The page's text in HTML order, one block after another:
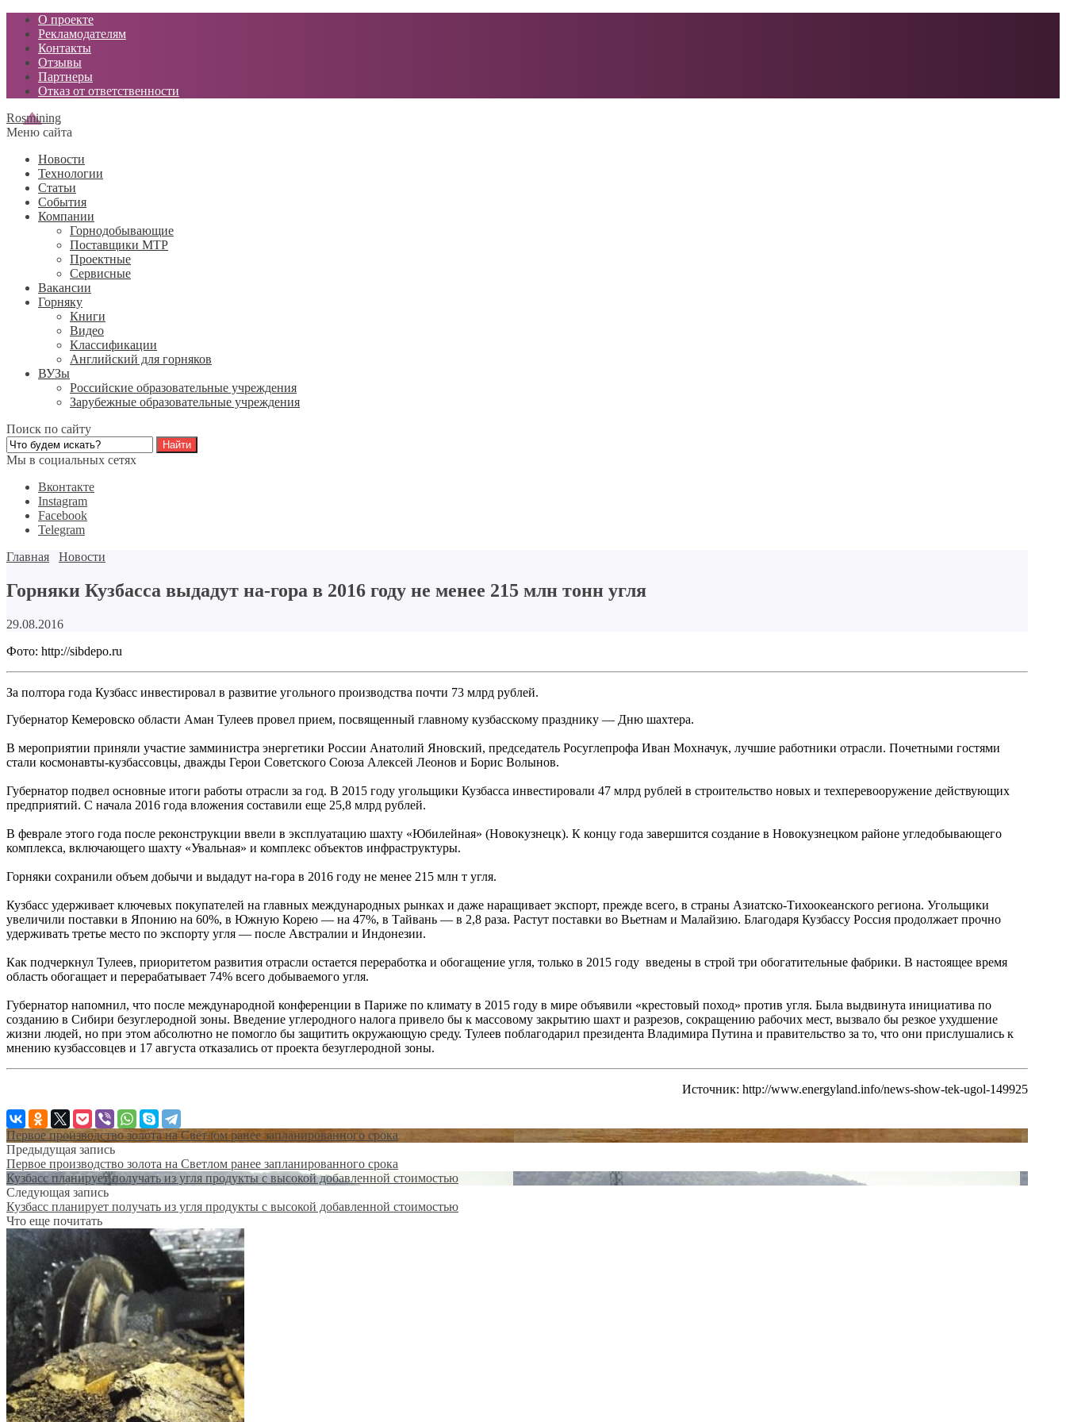
О проекте
Рекламодателям
Контакты
Отзывы
Партнеры
Отказ от ответственности
Rosmining
Меню сайта
Новости
Технологии
Статьи
События
Компании
Горнодобывающие
Поставщики МТР
Проектные
Сервисные
Вакансии
Горняку
Книги
Видео
Классификации
Английский для горняков
ВУЗы
Российские образовательные учреждения
Зарубежные образовательные учреждения
Поиск по сайту
Мы в социальных сетях
Вконтакте
Instagram
Facebook
Telegram
Главная
Новости
Горняки Кузбасса выдадут на-гора в 2016 году не менее 215 млн тонн угля
29.08.2016
Фото: http://sibdepo.ru
За полтора года Кузбасс инвестировал в развитие угольного производства почти 73 млрд рублей.
Губернатор Кемеровско области Аман Тулеев провел прием, посвященный главному кузбасскому празднику — Дню шахтера.
В мероприятии приняли участие замминистра энергетики России Анатолий Яновский, председатель Росуглепрофа Иван Мохначук, лучшие работники отрасли. Почетными гостями
стали космонавты-кузбассовцы, дважды Герои Советского Союза Алексей Леонов и Борис Волынов.
Губернатор подвел основные итоги работы отрасли за год. В 2015 году угольщики Кузбасса инвестировали 47 млрд рублей в строительство новых и техперевооружение действующих
предприятий. С начала 2016 года вложения составили еще 25,8 млрд рублей.
В феврале этого года после реконструкции ввели в эксплуатацию шахту «Юбилейная» (Новокузнецк). К концу года завершится создание в Новокузнецком районе угледобывающего
комплекса, включающего шахту «Увальная» и комплекс объектов инфраструктуры.
Горняки сохранили объем добычи и выдадут на-гора в 2016 году не менее 215 млн т угля.
Кузбасс удерживает ключевых покупателей на главных международных рынках и даже наращивает экспорт, прежде всего, в страны Азиатско-Тихоокеанского региона. Угольщики
увеличили поставки в Японию на 60%, в Южную Корею — на 47%, в Тайвань — в 2,8 раза. Растут поставки во Вьетнам и Малайзию. Благодаря Кузбассу Россия продолжает прочно
удерживать третье место по экспорту угля — после Австралии и Индонезии.
Как подчеркнул Тулеев, приоритетом развития отрасли остается переработка и обогащение угля, только в 2015 году введены в строй три обогатительные фабрики. В настоящее время
область обогащает и перерабатывает 74% всего добываемого угля.
Губернатор напомнил, что после международной конференции в Париже по климату в 2015 году в мире объявили «крестовый поход» против угля. Была выдвинута инициатива по
созданию в Сибири безуглеродной зоны. Введение углеродного налога привело бы к массовому закрытию шахт и разрезов, сокращению рабочих мест, вызвало бы резкое ухудшение
жизни людей, но при этом абсолютно не помогло бы защитить окружающую среду. Тулеев поблагодарил президента Владимира Путина и правительство за то, что они прислушались к
мнению кузбассовцев и 17 августа отказались от проекта безуглеродной зоны.
Источник: http://www.energyland.info/news-show-tek-ugol-149925
Первое производство золота на Светлом ранее запланированного срока
Предыдущая запись
Первое производство золота на Светлом ранее запланированного срока
Кузбасс планирует получать из угля продукты с высокой добавленной стоимостью
Следующая запись
Кузбасс планирует получать из угля продукты с высокой добавленной стоимостью
Что еще почитать